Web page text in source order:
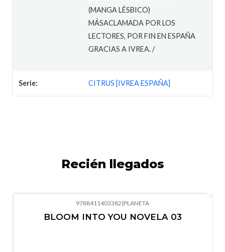
(MANGA LÉSBICO)
MÁSACLAMADA POR LOS
LECTORES, POR FIN EN ESPAÑA
GRACIAS A IVREA. /
Serie: CITRUS [IVREA ESPAÑA]
Recién llegados
9788411403382 |PLANETA
BLOOM INTO YOU NOVELA 03